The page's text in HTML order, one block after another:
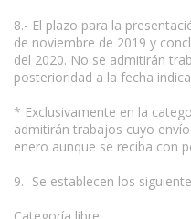
8.- El plazo para la
de noviembre de 2019 y
del 2020. No se admitirán
posterioridad a la fecha
* Exclusivamente en la
admitirán trabajos cuyo
enero aunque se reciba con
9.- Se establecen los
Categoría libre: